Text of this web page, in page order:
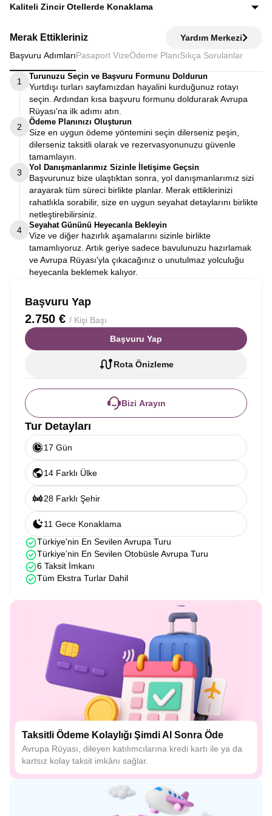
Ekstra tur ücreti alınmaz; programda yer alan tüm geziler
Kaliteli Zincir Otellerde Konaklama
kalınırken, Avrupa Rüyası’nda merkeze yakın kaliteli zincir
otellerde konaklayarak zamanınızı verimli kullanırsınız.
Merak Ettikleriniz
Yardım Merkezi
Başvuru AdımlarıPasaport VizeÖdeme Planı Sıkça Sorulanlar
1
Turunuzu Seçin ve Başvuru Formunu Doldurun
Yurtdışı turları sayfamızdan hayalini kurduğunuz rotayı
seçin. Ardından kısa başvuru formunu doldurarak Avrupa
Rüyası'na ilk adımı atın.
2
Ödeme Planınızı Oluşturun
Size en uygun ödeme yöntemini seçin dilerseniz peşin,
dilerseniz taksitli olarak ve rezervasyonunuzu güvenle
tamamlayın.
3
Yol Danışmanlarımız Sizinle İletişime Geçsin
Başvurunuz bize ulaştıktan sonra, yol danışmanlarımız sizi
arayarak tüm süreci birlikte planlar. Merak ettiklerinizi
rahatlıkla sorabilir, size en uygun seyahat detaylarını birlikte
netleştirebilirsiniz.
4
Seyahat Gününü Heyecanla Bekleyin
Vize ve diğer hazırlık aşamalarını sizinle birlikte
tamamlıyoruz. Artık geriye sadece bavulunuzu hazırlamak
ve Avrupa Rüyası'yla çıkacağınız o unutulmaz yolculuğu
heyecanla beklemek kalıyor.
Başvuru Yap
2.750 € / Kişi Başı
Başvuru Yap
Rota Önizleme
Bizi Arayın
Tur Detayları
17 Gün
14 Farklı Ülke
28 Farklı Şehir
11 Gece Konaklama
Türkiye'nin En Sevilen Avrupa Turu
Türkiye’nin En Sevilen Otobüsle Avrupa Turu
6 Taksit İmkanı
Tüm Ekstra Turlar Dahil
Taksitli Ödeme Kolaylığı Şimdi Al Sonra Öde
Avrupa Rüyası, dileyen katılımcılarına kredi kartı ile ya da
kartsız kolay taksit imkânı sağlar.